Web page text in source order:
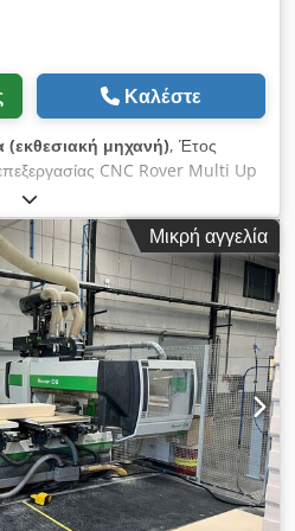
συστήματος.
σύστημα για την
με διπλή πνευματική
αντλία 250 m3/h 1 αντλία
250 m3/h για τυπικό
Μονάδα λειτουργίας με 5
για την τοποθέτηση
ή επαγωγικό αισθητήρα
Σύνθεση C3-P2 Αλυσιδωτός
με 33 θέσεις σε απόσταση
από σίδερο στον αλυσιδωτό
για εκτροπέα πριονιδιών,
5 αξόνων Εκτροπέας πριονιδιών
Μονάδα υδρόψυξης για
σύστημα λίπανσης
βασικό μοντέλο BiesseWorks
CE (Παρά τη μεγάλη μας
αλλαγές, λάθη στα τεχνικά
Καλέστε
(εκθεσιακή μηχανή), Έτος
CNC Rover Multi Up
X = 3280 mm; Y = από 1580 έως
εργασίας Z = 200 mm –
και μονάδα διάτρησης, με
245 mm – μονάδα κατεργασίας 5
με μονάδες κενού H=29 mm
mm Διαδρομές αξόνων * : X =
= 515 mm; Z2 = 371 mm
του συστήματος κενού σε 2
συγκράτησης στον άξονα X.
– 2 ζώνες Επιτρέπει τη
κενού. Τηλεχειριστήριο
Panel – Πολυχρηστικό Panel
μαγκαζί εργαλείων
εργαλείων 12 θέσεων. Τα
Μικρή αγγελία